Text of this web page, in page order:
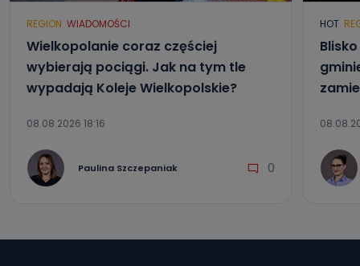
REGION WIADOMOŚCI
Wielkopolanie coraz częściej
wybierają pociągi. Jak na tym tle
wypadają Koleje Wielkopolskie?
08.08.2026 18:16
Paulina Szczepaniak 0
HOT